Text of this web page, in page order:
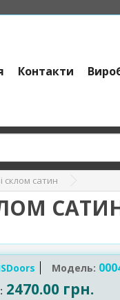
Контакти
склом сатин
Модель:
2470.00 грн.